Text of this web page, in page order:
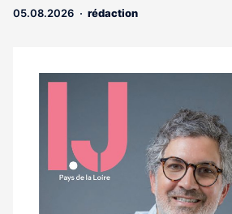
05.08.2026 rédaction
Notre
magazine